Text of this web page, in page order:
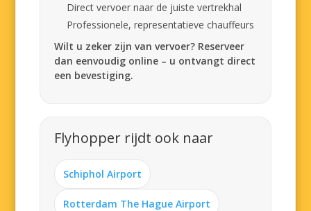
Direct vervoer naar de juiste vertrekhal
Professionele, representatieve chauffeurs
Wilt u zeker zijn van vervoer? Reserveer
dan eenvoudig online – u ontvangt direct
een bevestiging.
Flyhopper rijdt ook naar
Schiphol Airport
Rotterdam The Hague Airport